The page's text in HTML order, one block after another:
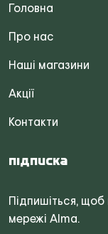
Головна
Про нас
Наші магазини
Акції
Контакти
Підписка
Підпишіться,
мережі Alma.